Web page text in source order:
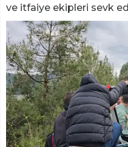
ve itfaiye ekipleri sevk